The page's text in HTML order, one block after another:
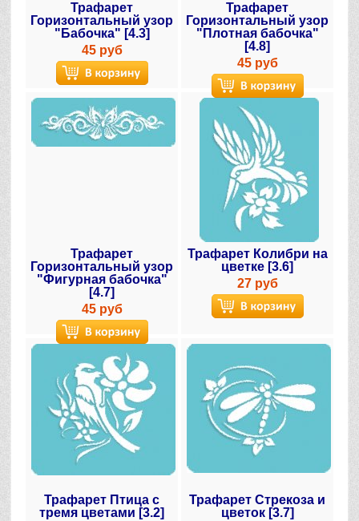
Трафарет
Горизонтальный узор
"Бабочка" [4.3]
45 руб
Трафарет
Горизонтальный узор
"Плотная бабочка"
[4.8]
45 руб
Трафарет
Горизонтальный узор
"Фигурная бабочка"
[4.7]
45 руб
Трафарет Колибри на
цветке [3.6]
27 руб
Трафарет Птица с
тремя цветами [3.2]
Трафарет Стрекоза и
цветок [3.7]